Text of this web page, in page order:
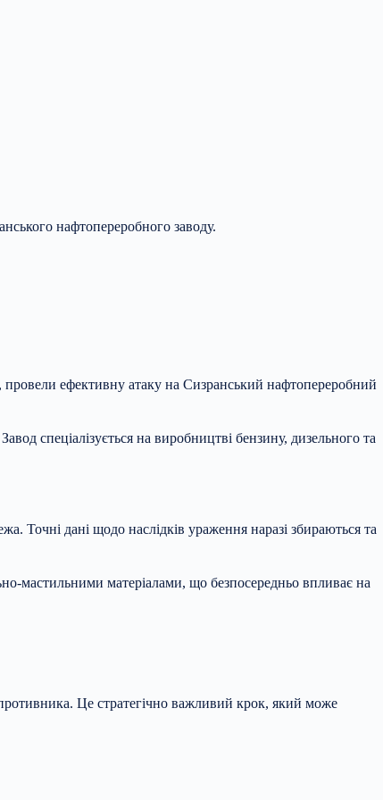
нафтопереробного заводу.
провели ефективну атаку на Сизранський нафтопереробний
спеціалізується на виробництві бензину, дизельного та
Точні дані щодо наслідків ураження наразі збираються та
мастильними матеріалами, що безпосередньо впливає на
Це стратегічно важливий крок, який може